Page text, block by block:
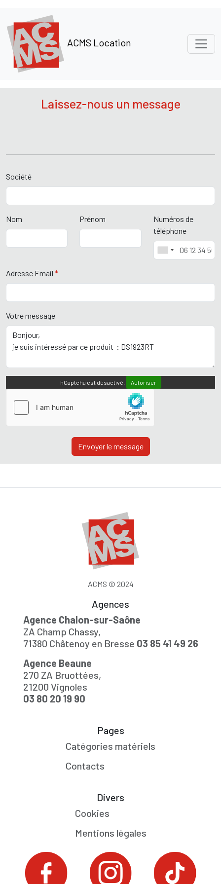
ACMS Location
Laissez-nous un message
Société
Nom Prénom
Numéros de
téléphone
Adresse Email *
Votre message
hCaptcha est désactivé. Autoriser
Envoyer le message
ACMS © 2024
Agences
Agence Chalon-sur-Saône
ZA Champ Chassy,
71380 Châtenoy en Bresse 03 85 41 49 26
Agence Beaune
270 ZA Bruottées,
21200 Vignoles
03 80 20 19 90
Pages
Catégories matériels
Contacts
Divers
Cookies
Mentions légales